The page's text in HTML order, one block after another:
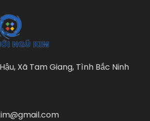
Xã Tam Giang, Tình Bắc Ninh